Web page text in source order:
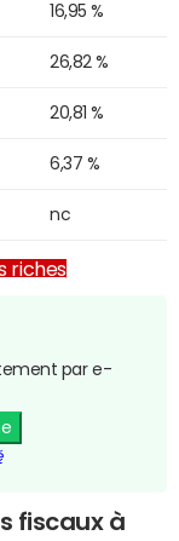
16,95 %
26,82 %
20,81 %
6,37 %
nc
riches
par e-
fiscaux à